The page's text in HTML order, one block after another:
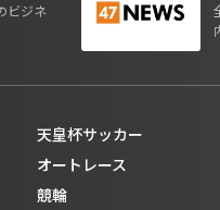
ビジネ
天皇杯サッカー
オートレース
競輪